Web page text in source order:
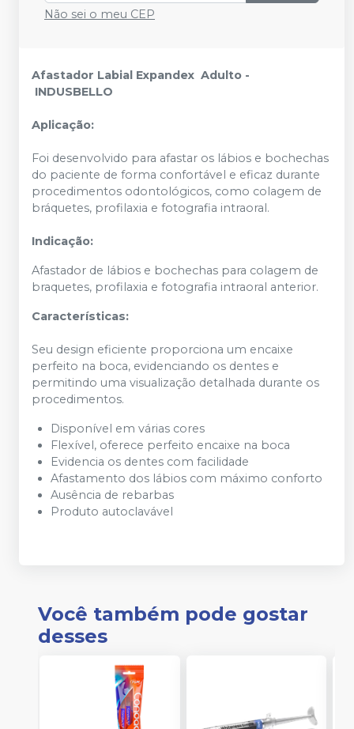
Não sei o meu CEP
Afastador Labial Expandex Adulto -
INDUSBELLO
Aplicação:
Foi desenvolvido para afastar os lábios e bochechas
do paciente de forma confortável e eficaz durante
procedimentos odontológicos, como colagem de
bráquetes, profilaxia e fotografia intraoral.
Indicação:
Afastador de lábios e bochechas para colagem de
braquetes, profilaxia e fotografia intraoral anterior.
Características:
Seu design eficiente proporciona um encaixe
perfeito na boca, evidenciando os dentes e
permitindo uma visualização detalhada durante os
procedimentos.
Disponível em várias cores
Flexível, oferece perfeito encaixe na boca
Evidencia os dentes com facilidade
Afastamento dos lábios com máximo conforto
Ausência de rebarbas
Produto autoclavável
Você também pode gostar
desses